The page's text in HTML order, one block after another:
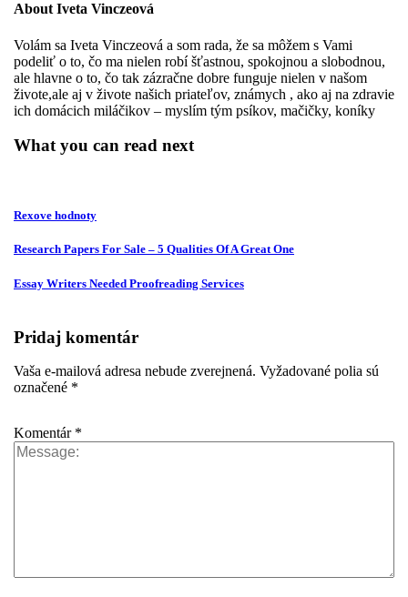
About Iveta Vinczeová
Volám sa Iveta Vinczeová a som rada, že sa môžem s Vami
podeliť o to, čo ma nielen robí šťastnou, spokojnou a slobodnou,
ale hlavne o to, čo tak zázračne dobre funguje nielen v našom
živote,ale aj v živote našich priateľov, známych , ako aj na zdravie
ich domácich miláčikov – myslím tým psíkov, mačičky, koníky
What you can read next
Rexove hodnoty
Research Papers For Sale – 5 Qualities Of A Great One
Essay Writers Needed Proofreading Services
Pridaj komentár
Vaša e-mailová adresa nebude zverejnená. Vyžadované polia sú
označené *
Komentár *